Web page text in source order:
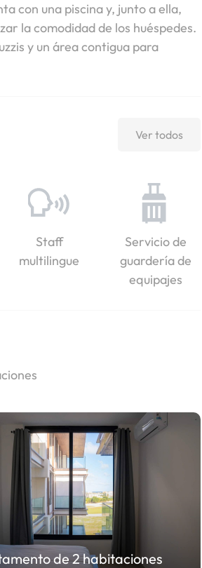
con una piscina y, junto a ella,
la comodidad de los huéspedes.
y un área contigua para
Ver todos
Staff
multilingue
Servicio de
guardería de
equipajes
de 2 habitaciones